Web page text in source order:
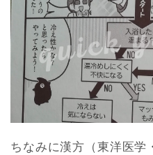
ちなみに漢方（東洋医学